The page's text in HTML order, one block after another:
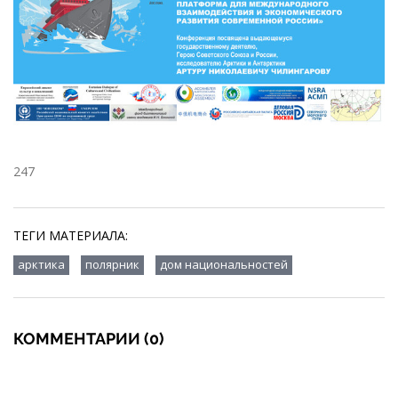
247
ТЕГИ МАТЕРИАЛА:
арктика полярник дом национальностей
КОММЕНТАРИИ (0)